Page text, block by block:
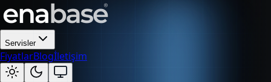
Servisler
FiyatlarBlogİletişim